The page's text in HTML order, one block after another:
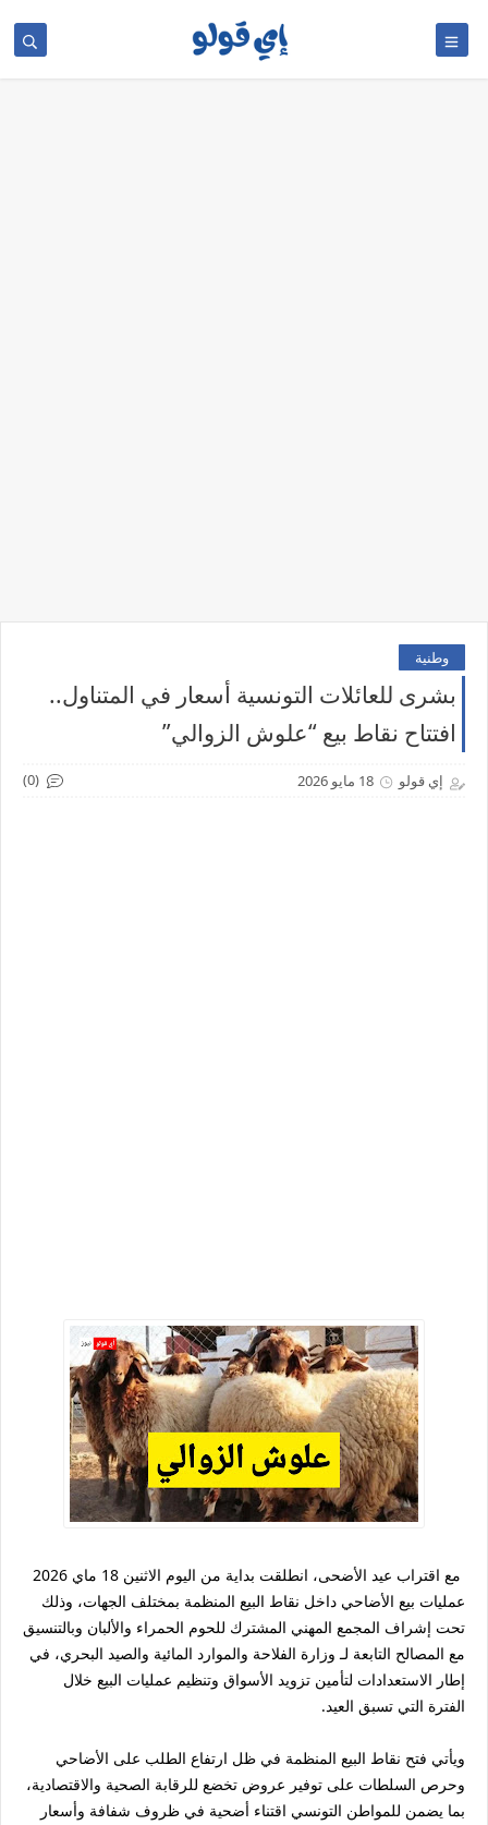
وطنية
بشرى للعائلات التونسية أسعار في المتناول..
افتتاح نقاط بيع “علوش الزوالي”
إي قولو 18 مايو 2026 (0)
مع اقتراب عيد الأضحى، انطلقت بداية من اليوم الاثنين 18 ماي 2026
عمليات بيع الأضاحي داخل نقاط البيع المنظمة بمختلف الجهات، وذلك
تحت إشراف المجمع المهني المشترك للحوم الحمراء والألبان وبالتنسيق
مع المصالح التابعة لـ وزارة الفلاحة والموارد المائية والصيد البحري، في
إطار الاستعدادات لتأمين تزويد الأسواق وتنظيم عمليات البيع خلال
الفترة التي تسبق العيد.
ويأتي فتح نقاط البيع المنظمة في ظل ارتفاع الطلب على الأضاحي
وحرص السلطات على توفير عروض تخضع للرقابة الصحية والاقتصادية،
بما يضمن للمواطن التونسي اقتناء أضحية في ظروف شفافة وأسعار